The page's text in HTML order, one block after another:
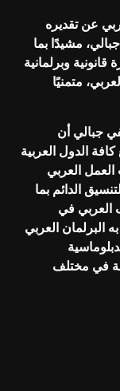
عن تقديره
مشيدًا بما
وبرلمانية
متمنيًا
جبالي أن
الدول العربية
العربي
الدائم بما
العربي في
البرلمان العربي
في مختلف